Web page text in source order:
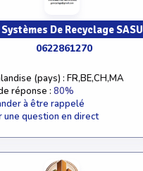
Systèmes De Recyclage SASU
0622861270
(pays) : FR,BE,CH,MA
réponse : 80%
à être rappelé
une question en direct